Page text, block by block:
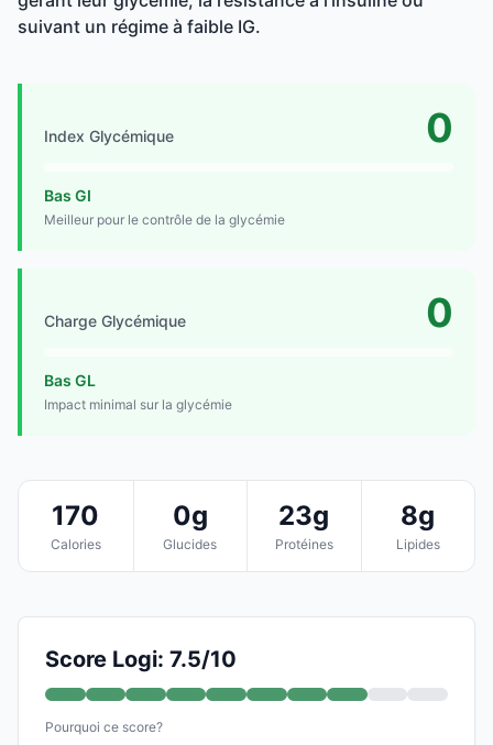
suivant un régime à faible IG.
Index Glycémique 0
Bas GI
Meilleur pour le contrôle de la glycémie
Charge Glycémique 0
Bas GL
Impact minimal sur la glycémie
170
Calories
0g
Glucides
23g
Protéines
8g
Lipides
Score Logi: 7.5/10
Pourquoi ce score?